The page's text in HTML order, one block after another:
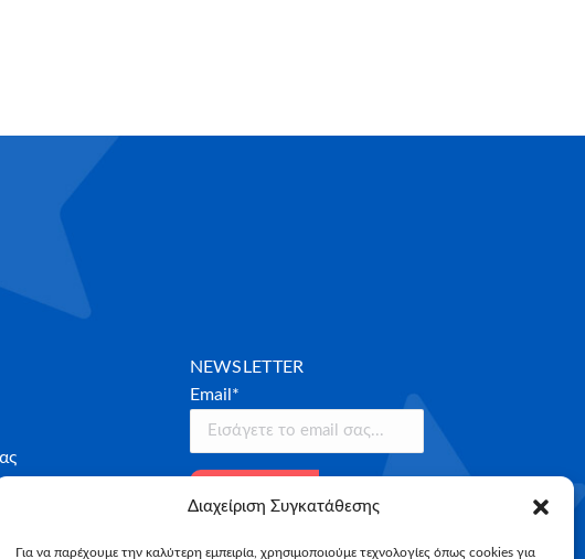
Διαχείριση Συγκατάθεσης
Για να παρέχουμε την καλύτερη εμπειρία, χρησιμοποιούμε τεχνολογίες όπως cookies για
NEWSLETTER
Email*